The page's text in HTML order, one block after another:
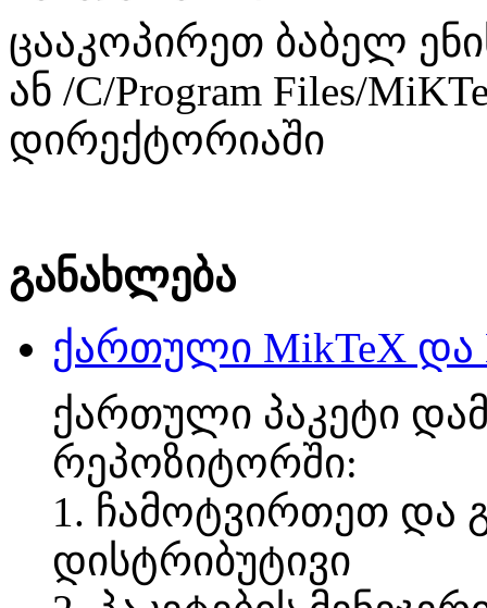
ცააკოპირეთ ბაბელ
ან /C/Program Files/
დირექტორიაში
განახლება
ქართული MikTeX და
ქართული პაკეტი
რეპოზიტორში:
1. ჩამოტვირთეთ და
დისტრიბუტივი